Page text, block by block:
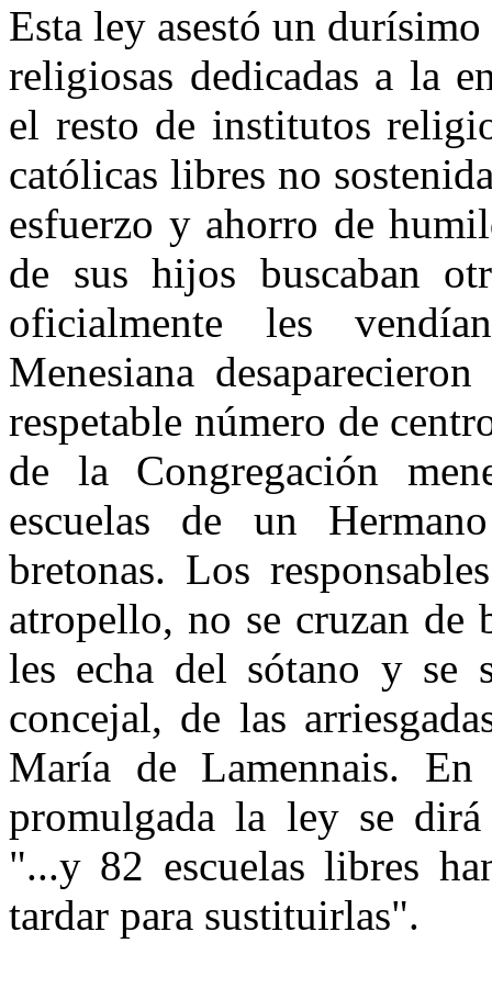
Esta ley asestó un
religiosas dedicadas a la
el resto de institutos
católicas libres no
esfuerzo y ahorro de
de sus hijos buscaban
oficialmente les
Menesiana
respetable número de
de la Congregación
escuelas de un
bretonas. Los
atropello, no se cruzan de
les echa del sótano y se
concejal, de las
María de Lamennais.
promulgada la ley se
"...y 82 escuelas libres
tardar para sustituirlas".